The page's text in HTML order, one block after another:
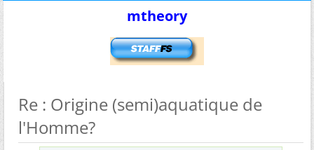
mtheory
Re : Origine (semi)aquatique de
l'Homme?